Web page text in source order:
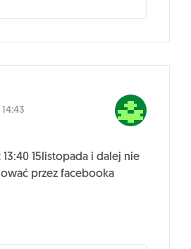
15listopada i dalej nie
przez facebooka